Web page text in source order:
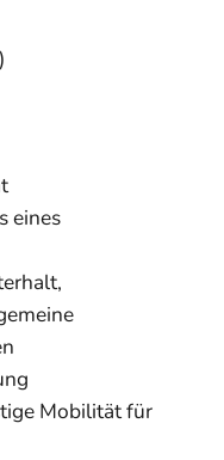
)
eines
Mobilität für